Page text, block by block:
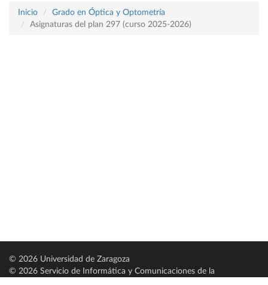
Inicio
Grado en Óptica y Optometría
Asignaturas del plan 297 (curso 2025-2026)
© 2026 Universidad de Zaragoza
© 2026 Servicio de Informática y Comunicaciones de la